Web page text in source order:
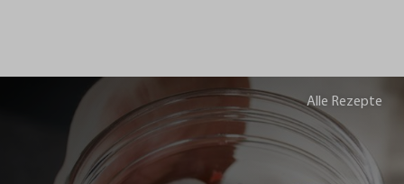
Alle Rezepte